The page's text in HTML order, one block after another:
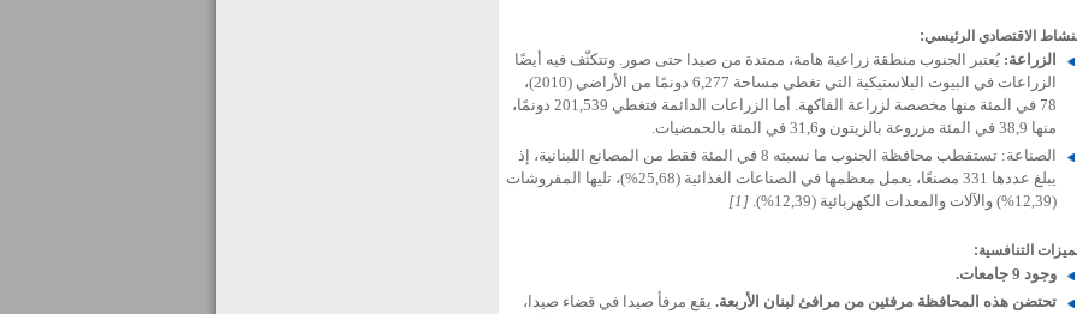
الاقتصادي الرئيسي:
الزراعة: يُعتبر الجنوب منطقة زراعية هامة، ممتدة من صيدا حتى صور. وتتكثّف فيه أيضًا
الزراعات في البيوت البلاستيكية التي تغطي مساحة 6,277 دونمًا من الأراضي (2010)،
78 في المئة منها مخصصة لزراعة الفاكهة. أما الزراعات الدائمة فتغطي 201,539 دونمًا،
منها 38,9 في المئة مزروعة بالزيتون و31,6 في المئة بالحمضيات.
الصناعة: تستقطب محافظة الجنوب ما نسبته 8 في المئة فقط من المصانع اللبنانية، إذ
يبلغ عددها 331 مصنعًا، يعمل معظمها في الصناعات الغذائية (25,68%)، تليها المفروشات
(12,39%) والآلات والمعدات الكهربائية (12,39%)
.
[1]
التنافسية:
وجود 9 جامعات.
تحتضن هذه المحافظة مرفئين من مرافئ لبنان الأربعة. يقع مرفأ صيدا في قضاء صيدا،